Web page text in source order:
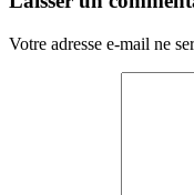
Votre adresse e-mail ne